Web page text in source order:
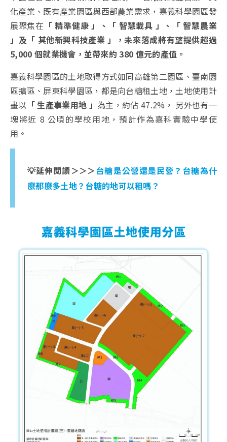
化產業、既有產業園區與西部農業需求，嘉義科學園區發
展聚焦在 「 精準健康 」、「 智慧載具 」、「 智慧農業
」及「 其他新興科技產業 」，未來落成將有望提供超過
5,000 個就業機會，並帶來約 380 億元的產值。
嘉義科學園區的土地取得方式如同高雄第二園區、臺南園
區擴區、屏東科學園區，都是向台糖租土地，土地使用計
畫以 「 生產事業用地 」 為主，約佔 47.2%， 另外也有一
塊將近 8 公頃的學校用地，預計作為嘉科實驗中學使
用。
💡延伸閱讀＞＞＞ 台糖是公營還是民營？台糖為什
麼那麼多土地？台糖的地可以租嗎？